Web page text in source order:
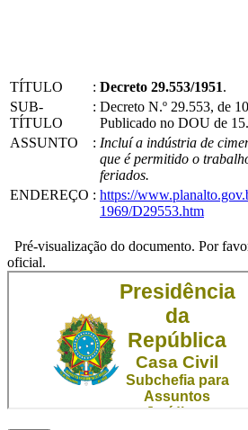
TÍTULO : Decreto 29.553/1951.
SUB-
TÍTULO
: Decreto N.º 29.553, de
Publicado no DOU de
ASSUNTO
: Incluí a indústria de
que é permitido o
feriados.
ENDEREÇO : https://
1969/D29553.htm
Pré-visualização do documento. Por
oficial.